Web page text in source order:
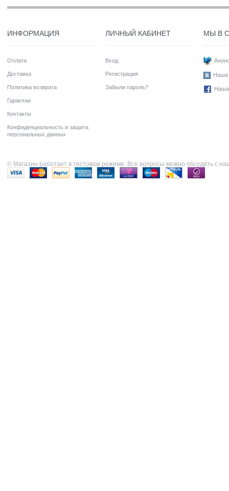
ИНФОРМАЦИЯ
Оплата
Доставка
Политика возврата
Гарантии
Контакты
Конфиденциальность и защита
персональных данных
ЛИЧНЫЙ КАБИНЕТ
Вход
Регистрация
Забыли пароль?
МЫ В
Наша
Наша
© Магазин работает в тестовом режиме. Все вопросы можно обсудить с